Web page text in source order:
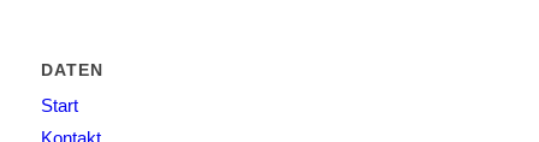
DATEN
Start